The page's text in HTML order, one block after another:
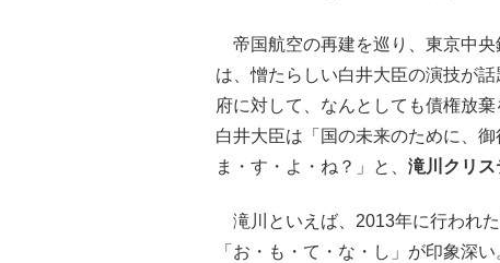
帝国航空の再建を巡り、東京中
は、憎たらしい白井大臣の演技が
府に対して、なんとしても債権放
白井大臣は「国の未来のために、
ま・す・よ・ね？」と、 滝川クリス
滝川といえば、2013年に行われ
「お・も・て・な・し」が印象深